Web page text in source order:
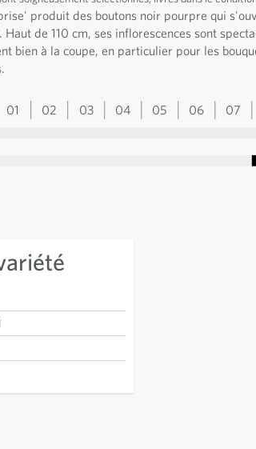
produit des boutons noir pourpre qui
Haut de 110 cm, ses inflorescences sont
bien à la coupe, en particulier pour les
01 02 03 04 05 06 07